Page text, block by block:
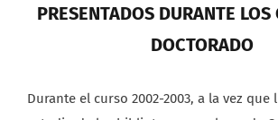
PRESENTADOS DURANTE LOS
DOCTORADO
Durante el curso 2002-2003, a la vez que